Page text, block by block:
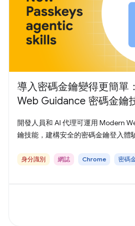
導入密碼金鑰變得更簡單
Web Guidance 密碼金鑰
開發人員和 AI 代理可運用 Modern
鑰技能，建構安全的密碼金鑰登入體
身分識別 網誌 Chrome 密碼